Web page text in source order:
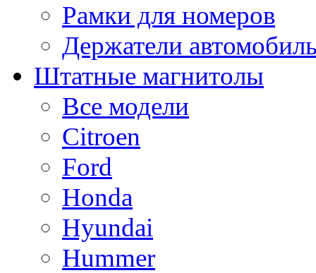
Рамки для номеров
Держатели
Штатные магнитолы
Все модели
Citroen
Ford
Honda
Hyundai
Hummer